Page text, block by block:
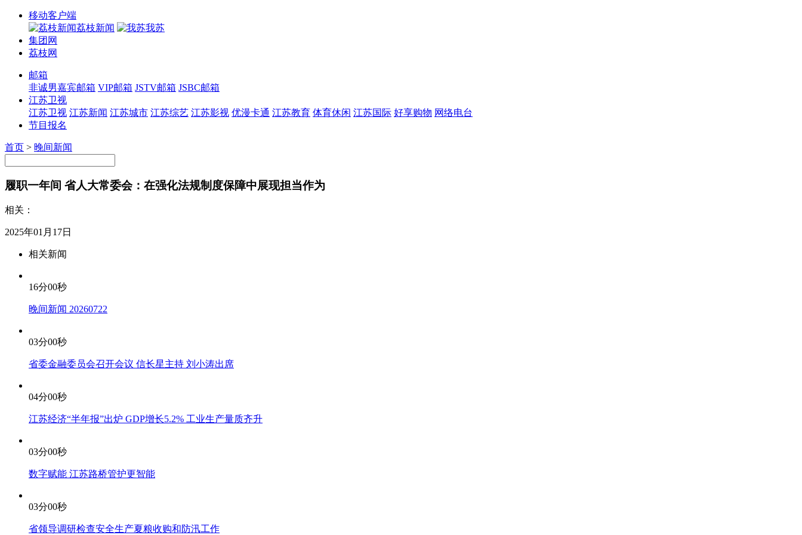
移动客户端
荔枝新闻
我苏
集团网
荔枝网
邮箱
非诚男嘉宾邮箱 VIP邮箱 JSTV邮箱 JSBC邮箱
江苏卫视
江苏卫视 江苏新闻 江苏城市 江苏综艺 江苏影视 优漫卡通 江苏教育 体育休闲 江苏国际 好享购物 网络电台
节目报名
首页 > 晚间新闻
履职一年间 省人大常委会：在强化法规制度保障中展现担当作为
相关：
2025年01月17日
相关新闻
16分00秒
晚间新闻 20260722
03分00秒
省委金融委员会召开会议 信长星主持 刘小涛出席
04分00秒
江苏经济“半年报”出炉 GDP增长5.2% 工业生产量质齐升
03分00秒
数字赋能 江苏路桥管护更智能
03分00秒
省领导调研检查安全生产夏粮收购和防汛工作